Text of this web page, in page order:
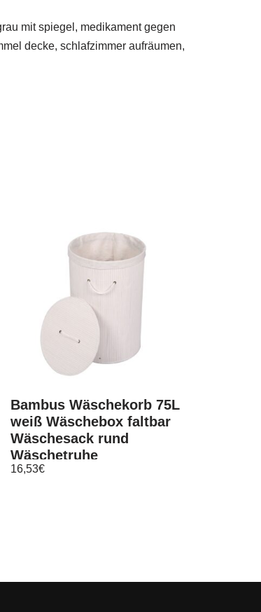
mit spiegel, medikament gegen
decke, schlafzimmer aufräumen,
Bambus Wäschekorb 75L
weiß Wäschebox faltbar
Wäschesack rund
Wäschetruhe
16,53€